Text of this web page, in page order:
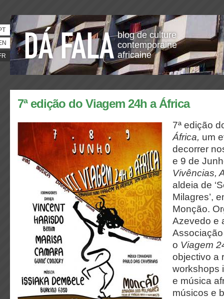
blog de culture
contemporaine
africaine
7ª edição do Viagem 24h a África
7ª edição
África, um
decorrer
e 9 de
Vivências,
aldeia de
Milagres’,
Monção.
Azevedo e
o Viagem
objectivo a
workshops
e música
músicos e